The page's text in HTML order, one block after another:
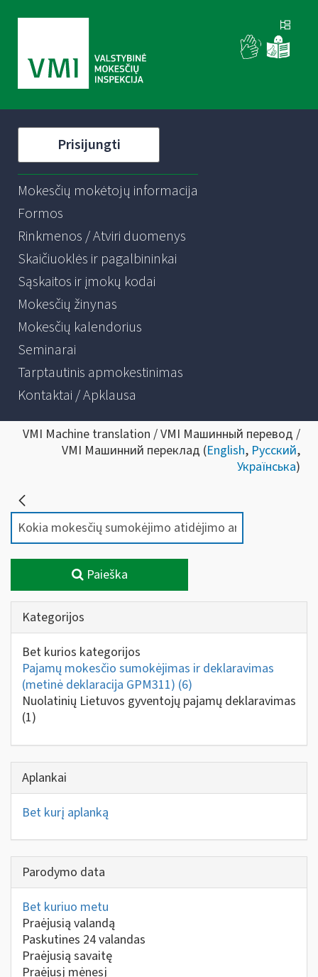
Prisijungti
Mokesčių mokėtojų informacija
Formos
Rinkmenos / Atviri duomenys
Skaičiuoklės ir pagalbininkai
Sąskaitos ir įmokų kodai
Mokesčių žinynas
Mokesčių kalendorius
Seminarai
Tarptautinis apmokestinimas
Kontaktai / Apklausa
VMI Machine translation / VMI Машинный перевод /
VMI Машинний переклад (English, Русский,
Українська)
Paieška
Kategorijos
Bet kurios kategorijos
Pajamų mokesčio sumokėjimas ir deklaravimas
(metinė deklaracija GPM311) (6)
Nuolatinių Lietuvos gyventojų pajamų deklaravimas
(1)
Aplankai
Bet kurį aplanką
Parodymo data
Bet kuriuo metu
Praėjusią valandą
Paskutines 24 valandas
Praėjusią savaitę
Praėjusį mėnesį